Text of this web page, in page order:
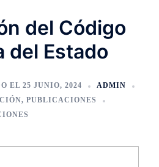
del Código
del Estado
EL 25 JUNIO, 2024
ADMIN
, PUBLICACIONES